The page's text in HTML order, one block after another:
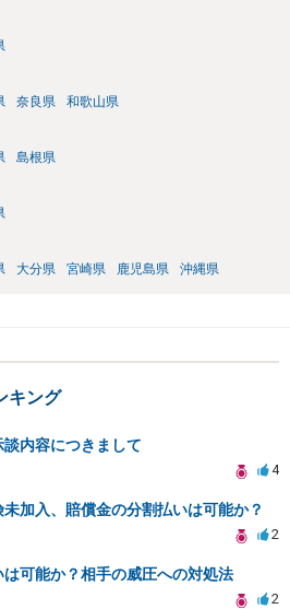
奈良県 和歌山県
島根県
大分県 宮崎県 鹿児島県 沖縄県
キング
内容につきまして
4
加入、賠償金の分割払いは可能か？
2
可能か？相手の威圧への対処法
2